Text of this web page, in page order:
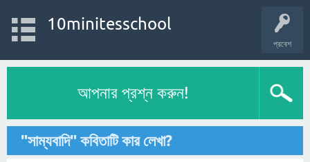
প্রবেশ
10minitesschool
আপনার প্রশ্ন করুন!
"সাম্যবাদি" কবিতাটি কার লেখা?